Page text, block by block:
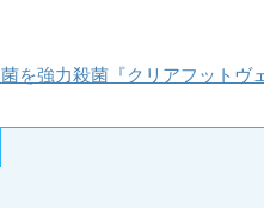
を強力殺菌『クリアフットヴ